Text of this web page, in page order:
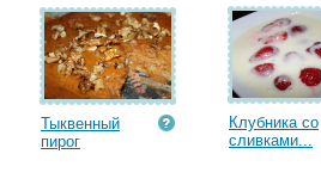
Тыквенный
пирог
Клубника со
сливками...